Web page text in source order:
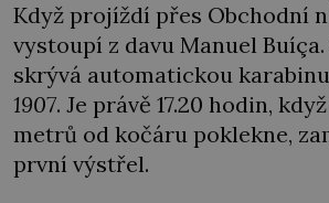
Když projíždí přes Obchodní
vystoupí z davu Manuel
skrývá automatickou karabinu
1907. Je právě 17.20 hodin,
metrů od kočáru poklekne,
první výstřel.